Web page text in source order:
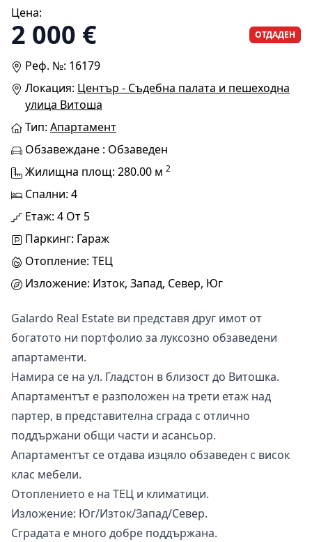
Цена:
2 000 € ОТДАДЕН
Реф. №: 16179
Локация: Център - Съдебна палата и пешеходна
улица Витоша
Тип: Апартамент
Обзавеждане : Обзаведен
Жилищна площ: 280.00 м 2
Спални: 4
Етаж: 4 От 5
Паркинг: Гараж
Отопление: ТЕЦ
Изложение: Изток, Запад, Север, Юг
Galardo Real Estate ви представя друг имот от
богатото ни портфолио за луксозно обзаведени
апартаменти.
Намира се на ул. Гладстон в близост до Витошка.
Апартаментът е разположен на трети етаж над
партер, в представителна сграда с отлично
поддържани общи части и асансьор.
Апартаментът се отдава изцяло обзаведен с висок
клас мебели.
Отоплението е на ТЕЦ и климатици.
Изложение: Юг/Изток/Запад/Север.
Сградата е много добре поддържана.